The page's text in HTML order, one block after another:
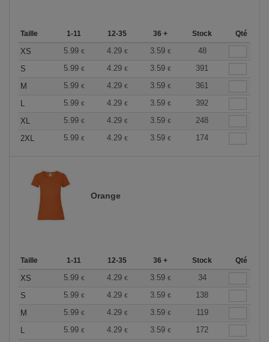
Taille 1-11 12-35 36 + Stock Qté
XS 5.99 € 4.29 € 3.59 €
48
S
5.99 € 4.29 € 3.59 €
391
M
5.99 € 4.29 € 3.59 €
361
L
5.99 € 4.29 € 3.59 €
392
XL
5.99 € 4.29 € 3.59 €
248
2XL
5.99 € 4.29 € 3.59 € 174
Orange
Taille 1-11 12-35 36 + Stock Qté
XS 5.99 € 4.29 € 3.59 €
34
S
5.99 € 4.29 € 3.59 €
138
M
5.99 € 4.29 € 3.59 €
119
L
5.99 € 4.29 € 3.59 €
172